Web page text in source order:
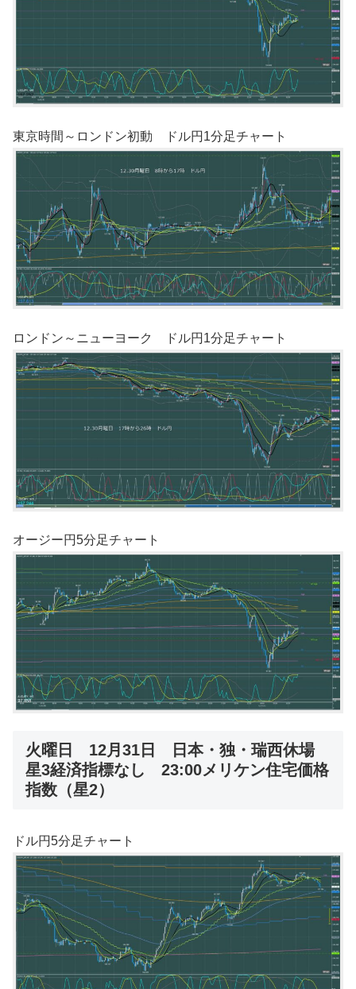
東京時間～ロンドン初動 ドル円1分足チャート
ロンドン～ニューヨーク ドル円1分足チャート
オージー円5分足チャート
火曜日 12月31日 日本・独・瑞西休場
星3経済指標なし 23:00メリケン住宅価格
指数（星2）
ドル円5分足チャート